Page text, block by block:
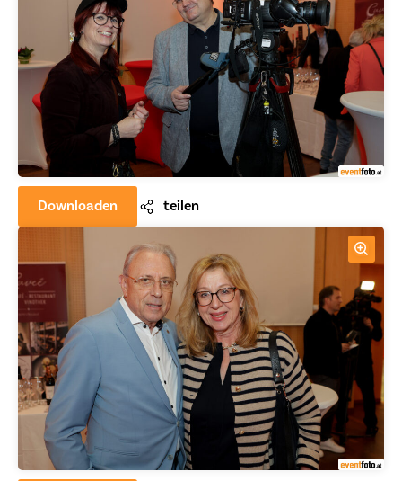
Downloaden teilen